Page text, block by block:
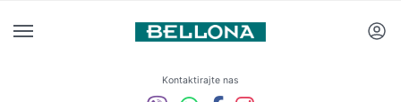
Kontaktirajte nas